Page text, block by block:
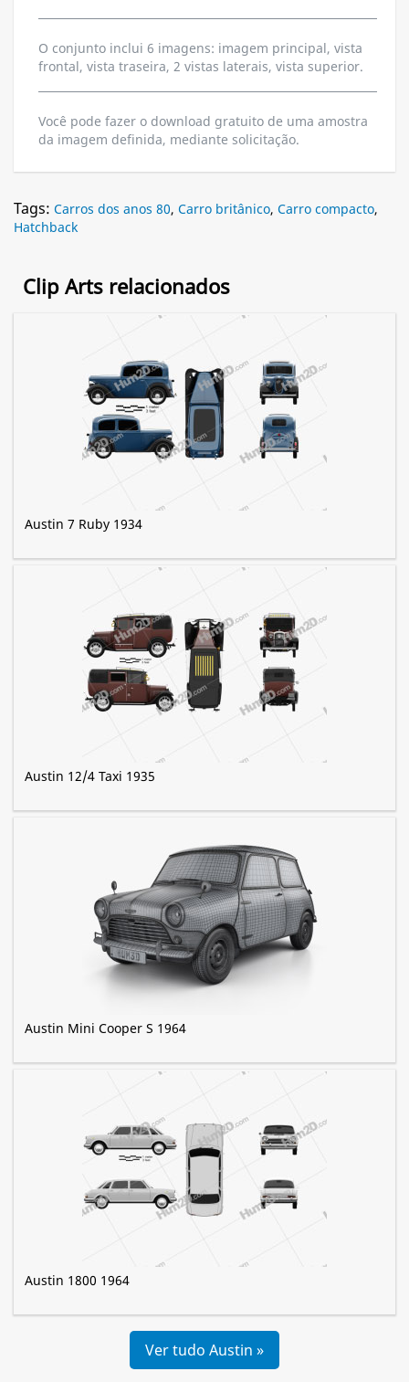
O conjunto inclui 6 imagens: imagem principal, vista
frontal, vista traseira, 2 vistas laterais, vista superior.
Você pode fazer o download gratuito de uma amostra
da imagem definida, mediante solicitação.
Tags: Carros dos anos 80, Carro britânico, Carro compacto,
Hatchback
Clip Arts relacionados
Austin 7 Ruby 1934
Austin 12/4 Taxi 1935
Austin Mini Cooper S 1964
Austin 1800 1964
Ver tudo Austin »